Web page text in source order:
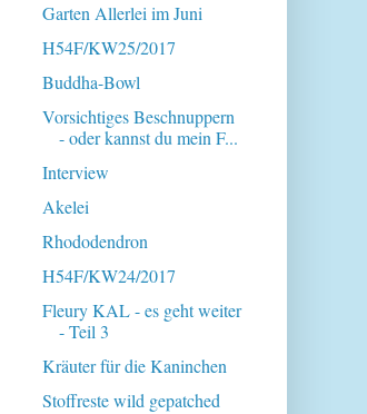
Garten Allerlei im Juni
H54F/KW25/2017
Buddha-Bowl
Vorsichtiges Beschnuppern
- oder kannst du mein F...
Interview
Akelei
Rhododendron
H54F/KW24/2017
Fleury KAL - es geht weiter
- Teil 3
Kräuter für die Kaninchen
Stoffreste wild gepatched